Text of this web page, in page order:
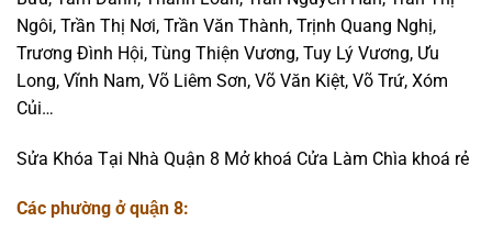
Ngôi, Trần Thị Nơi, Trần Văn Thành, Trịnh Quang Nghị,
Trương Đình Hội, Tùng Thiện Vương, Tuy Lý Vương, Ưu
Long, Vĩnh Nam, Võ Liêm Sơn, Võ Văn Kiệt, Võ Trứ, Xóm
Củi…
Sửa Khóa Tại Nhà Quận 8 Mở khoá Cửa Làm Chìa khoá rẻ
Các phường ở quận 8: